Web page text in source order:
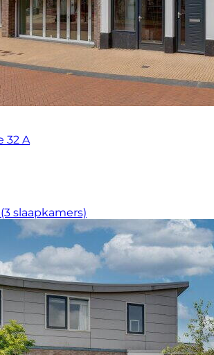
32 A
slaapkamers)